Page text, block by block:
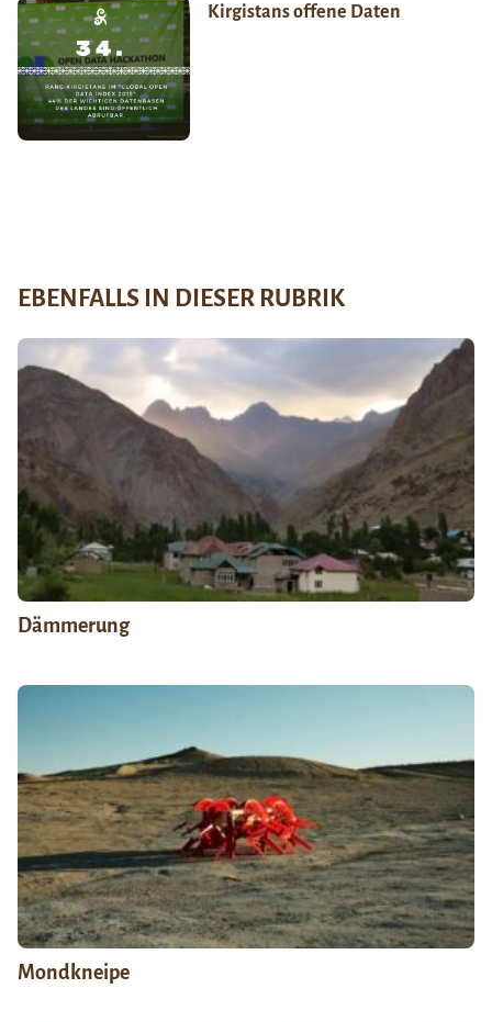
Kirgistans offene Daten
EBENFALLS IN DIESER RUBRIK
Dämmerung
Mondkneipe